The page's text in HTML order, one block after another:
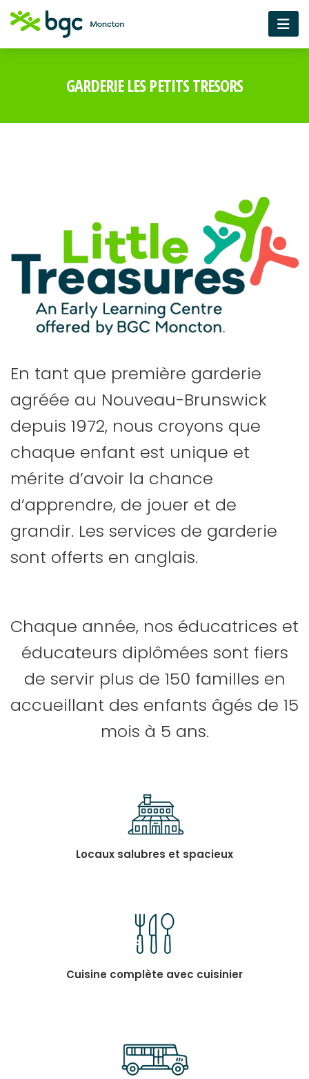
GARDERIE LES PETITS TRESORS
En tant que première garderie
agréée au Nouveau-Brunswick
depuis 1972, nous croyons que
chaque enfant est unique et
mérite d’avoir la chance
d’apprendre, de jouer et de
grandir. Les services de garderie
sont offerts en anglais.
Chaque année, nos éducatrices et
éducateurs diplômées sont fiers
de servir plus de 150 familles en
accueillant des enfants âgés de 15
mois à 5 ans.
Locaux salubres et spacieux
Cuisine complète avec cuisinier